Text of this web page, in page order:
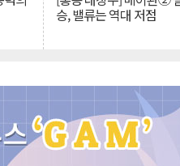
승, 밸류는 역대 저점